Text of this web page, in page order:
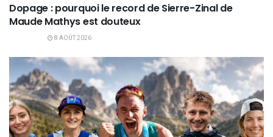
Dopage : pourquoi le record de Sierre-Zinal de
Maude Mathys est douteux
8 AOÛT 2026